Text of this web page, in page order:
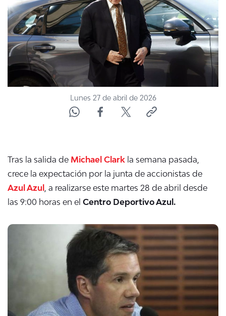
Lunes 27 de abril de 2026
Tras la salida de Michael Clark la semana pasada,
crece la expectación por la junta de accionistas de
Azul Azul , a realizarse este martes 28 de abril desde
las 9:00 horas en el Centro Deportivo Azul.